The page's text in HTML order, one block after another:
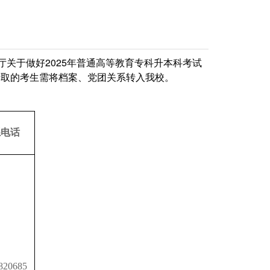
于做好2025年普通高等教育专科升本科考试
考生需将档案、党团关系转入我校。
话